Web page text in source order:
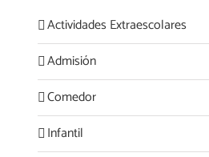
Actividades Extraescolares
Admisión
Comedor
Infantil